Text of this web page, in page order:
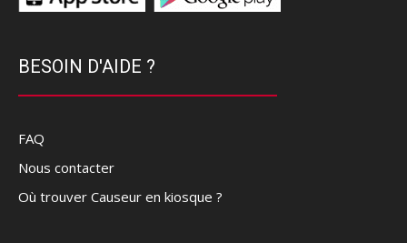
BESOIN D'AIDE ?
FAQ
Nous contacter
Où trouver Causeur en kiosque ?